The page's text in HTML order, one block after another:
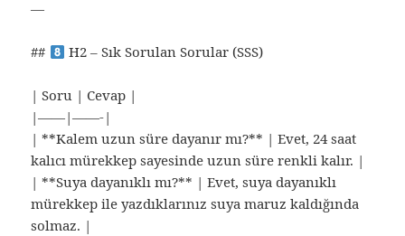
—
## H2 – Sık Sorulan Sorular (SSS)
| Soru | Cevap |
|——|——-|
| **Kalem uzun süre dayanır mı?** | Evet, 24 saat
kalıcı mürekkep sayesinde uzun süre renkli kalır. |
| **Suya dayanıklı mı?** | Evet, suya dayanıklı
mürekkep ile yazdıklarınız suya maruz kaldığında
solmaz. |